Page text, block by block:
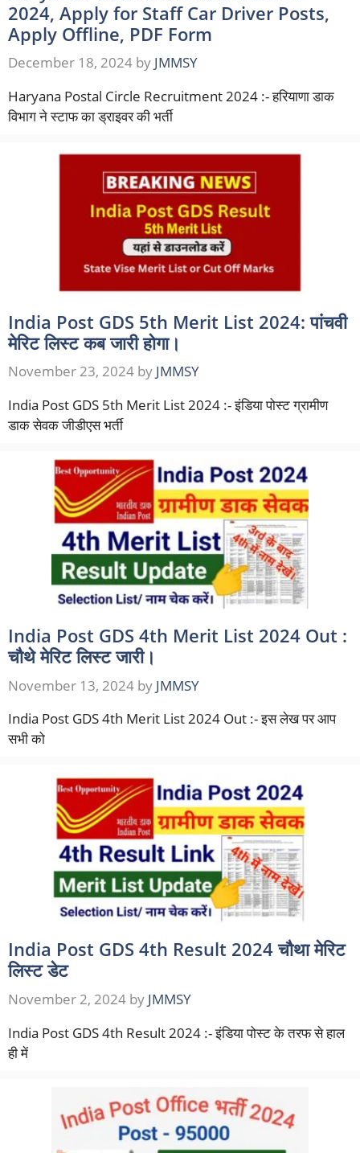
2024, Apply for Staff Car Driver Posts,
Apply Offline, PDF Form
December 18, 2024 by JMMSY
Haryana Postal Circle Recruitment 2024 :- हरियाणा डाक
विभाग ने स्टाफ का ड्राइवर की भर्ती
India Post GDS 5th Merit List 2024: पांचवी
मेरिट लिस्ट कब जारी होगा।
November 23, 2024 by JMMSY
India Post GDS 5th Merit List 2024 :- इंडिया पोस्ट ग्रामीण
डाक सेवक जीडीएस भर्ती
India Post GDS 4th Merit List 2024 Out :
चौथे मेरिट लिस्ट जारी।
November 13, 2024 by JMMSY
India Post GDS 4th Merit List 2024 Out :- इस लेख पर आप
सभी को
India Post GDS 4th Result 2024 चौथा मेरिट
लिस्ट डेट
November 2, 2024 by JMMSY
India Post GDS 4th Result 2024 :- इंडिया पोस्ट के तरफ से हाल
ही में